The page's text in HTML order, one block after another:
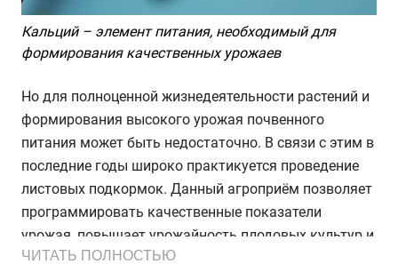
Кальций – элемент питания, необходимый для
формирования качественных урожаев
Но для полноценной жизнедеятельности растений и
формирования высокого урожая почвенного
питания может быть недостаточно. В связи с этим в
последние годы широко практикуется проведение
листовых подкормок. Данный агроприём позволяет
программировать качественные показатели
урожая, повышает урожайность плодовых культур и
сокращает сроки созревания. Кроме того, с
ЧИТАТЬ ПОЛНОСТЬЮ